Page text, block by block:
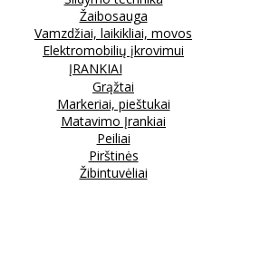
Žaibosauga
Vamzdžiai, laikikliai, movos
Elektromobilių įkrovimui
ĮRANKIAI
Grąžtai
Markeriai, pieštukai
Matavimo Įrankiai
Peiliai
Pirštinės
Žibintuvėliai